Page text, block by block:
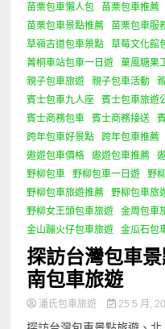
苗栗包車懶人包
苗栗包車推薦
苗栗包車景點推薦
苗栗包車服
草嶺古道包車景點
草莓文化館
菁桐車站包車一日遊
菓風糖果
親子包車旅遊
親子包車活動
賓士包車九人座
賓士包車旅遊
賓士商務包車
賓士商務接送
跨年包車好景點
跨年包車推薦
遨遊包車價格
遨遊包車推薦
野柳包車
野柳包車一日遊 野
野柳包車旅遊推薦
野柳包車旅
野柳女王頭包車旅遊
金周包車
金山蹦火仔包車旅遊
金瓜石包
探訪台灣包車
南包車旅遊
潘氏包車旅遊 25 5 月,